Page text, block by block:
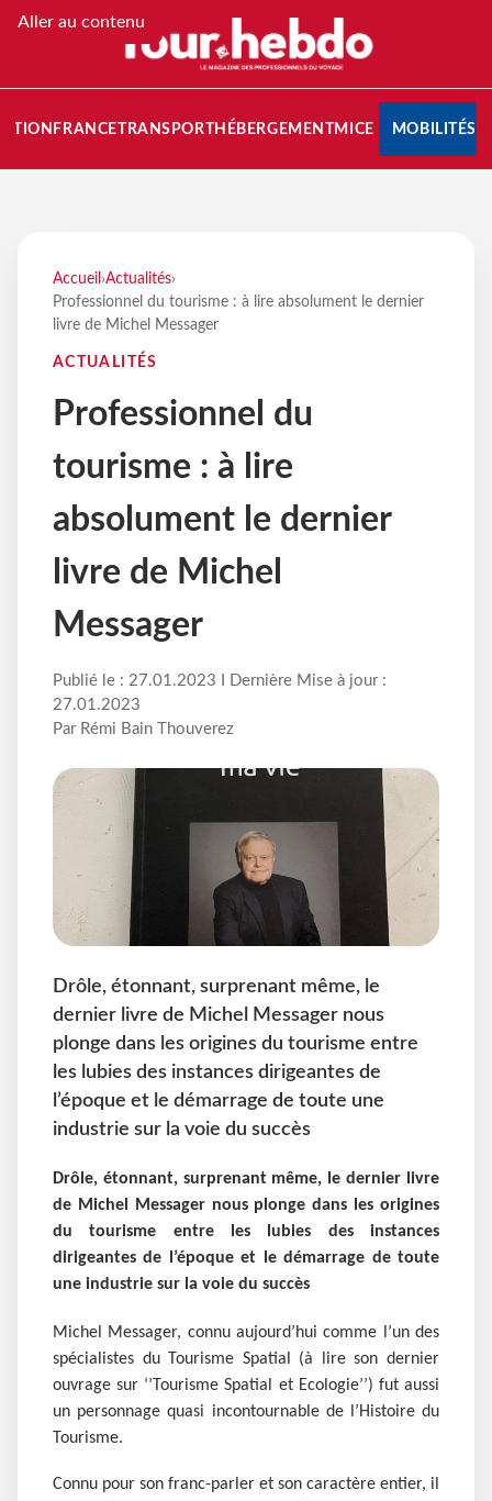
Aller au contenu
FRANCETRANSPORT HÉBERGEMENTMICE MOBILITÉS
Accueil ›Actualités›
Professionnel du tourisme : à lire absolument le dernier
livre de Michel Messager
ACTUALITÉS
Professionnel du
tourisme : à lire
absolument le dernier
livre de Michel
Messager
Publié le : 27.01.2023 I Dernière Mise à jour :
27.01.2023
Par Rémi Bain Thouverez
Drôle, étonnant, surprenant même, le
dernier livre de Michel Messager nous
plonge dans les origines du tourisme entre
les lubies des instances dirigeantes de
l’époque et le démarrage de toute une
industrie sur la voie du succès
Drôle, étonnant, surprenant même, le dernier livre
de Michel Messager nous plonge dans les origines
du tourisme entre les lubies des instances
dirigeantes de l’époque et le démarrage de toute
une industrie sur la voie du succès
Michel Messager, connu aujourd’hui comme l’un des
spécialistes du Tourisme Spatial (à lire son dernier
ouvrage sur ‘’Tourisme Spatial et Ecologie’’) fut aussi
un personnage quasi incontournable de l’Histoire du
Tourisme.
Connu pour son franc-parler et son caractère entier, il